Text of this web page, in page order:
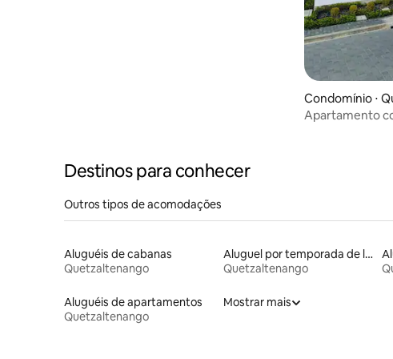
Condomínio ⋅
o
Apartamento
Destinos para conhecer
Outros tipos de acomodações
Aluguéis de cabanas
Quetzaltenango
Aluguel por temporada de lofts
Quetzaltenango
Aluguéis de apartamentos
Quetzaltenango
Mostrar mais